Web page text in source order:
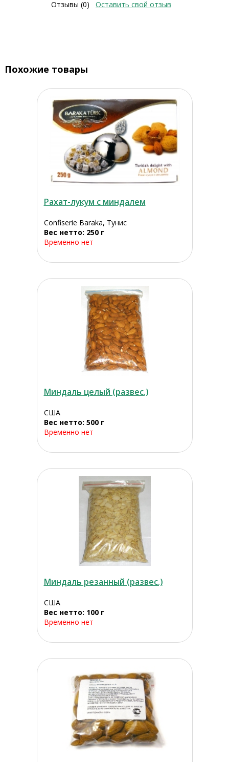
Отзывы (0) Оставить свой отзыв
Похожие товары
Рахат-лукум с миндалем
Confiserie Baraka, Тунис
Вес нетто: 250 г
Временно нет
Миндаль целый (развес.)
США
Вес нетто: 500 г
Временно нет
Миндаль резанный (развес.)
США
Вес нетто: 100 г
Временно нет